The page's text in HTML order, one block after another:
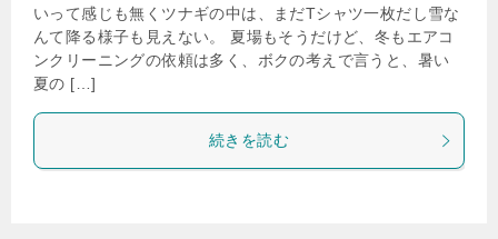
いって感じも無くツナギの中は、まだTシャツ一枚だし雪な
んて降る様子も見えない。 夏場もそうだけど、冬もエアコ
ンクリーニングの依頼は多く、ボクの考えで言うと、暑い
夏の […]
続きを読む